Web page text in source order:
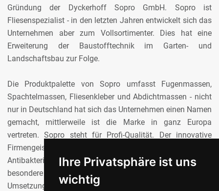
Ihre Privatsphäre ist uns
wichtig
Gründung der Dyckerhoff Sopro GmbH. Sopro ist
Fliesenspezialist - in den letzten Jahren entwickelt sich das
Unternehmen aber zum Vollsortimenter. Dies hat eine
Erweiterung der Baustofftechnik im Garten- und
Landschaftsbau zur Folge.
Die Produktpalette von Sopro umfasst Fugenmassen,
Spachtelmassen, Fliesenkleber und Abdichtmassen - nicht
nur in Deutschland hat sich das Unternehmen einen Namen
gemacht, mittlerweile ist die Marke in ganz Europa
vertreten. Sopro steht für Profi-Qualität. Der innovative
Firmengeist macht die Sopro-Produkte so erfolgreich.
Antibakterielle und kalkschlierfreie Oberflächen oder
besondere Perleffekte sind nur zwei beispielhafte
Umsetzungen des Gedankengutes.